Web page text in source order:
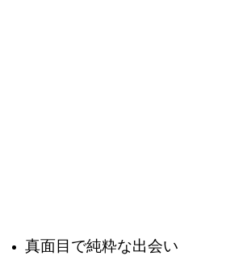
真面目で純粋な出会い